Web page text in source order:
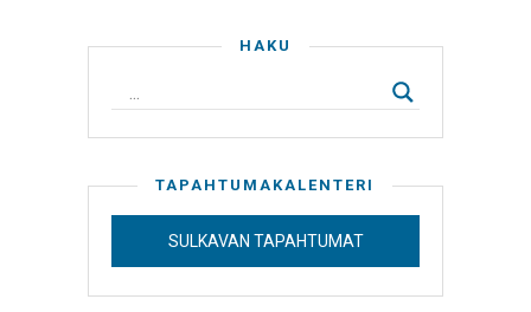
HAKU
TAPAHTUMAKALENTERI
SULKAVAN TAPAHTUMAT